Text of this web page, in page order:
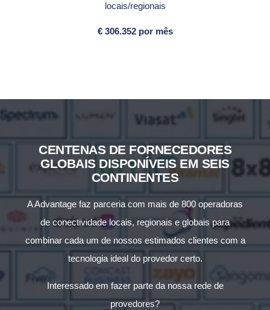
locais/regionais
€ 306.352 por mês
CENTENAS DE FORNECEDORES
GLOBAIS DISPONÍVEIS EM SEIS
CONTINENTES
A Advantage faz parceria com mais de 800 operadoras
de conectividade locais, regionais e globais para
combinar cada um de nossos estimados clientes com a
tecnologia ideal do provedor certo.
Interessado em fazer parte da nossa rede de
provedores?